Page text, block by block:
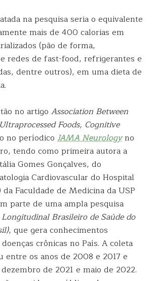
na pesquisa seria o equivalente
mais de 400 calorias em
(pão de forma,
redes de fast-food, refrigerantes e
dentre outros), em uma dieta de
no artigo Association Between
Foods, Cognitive
no períodico JAMA Neurologyno
tendo como primeira autora a
Gomes Gonçalves, do
Cardiovascular do Hospital
da Faculdade de Medicina da USP
parte de uma ampla pesquisa
Brasileiro de Saúde do
, que gera conhecimentos
crônicas no País. A coleta
entre os anos de 2008 e 2017 e
de 2021 e maio de 2022.